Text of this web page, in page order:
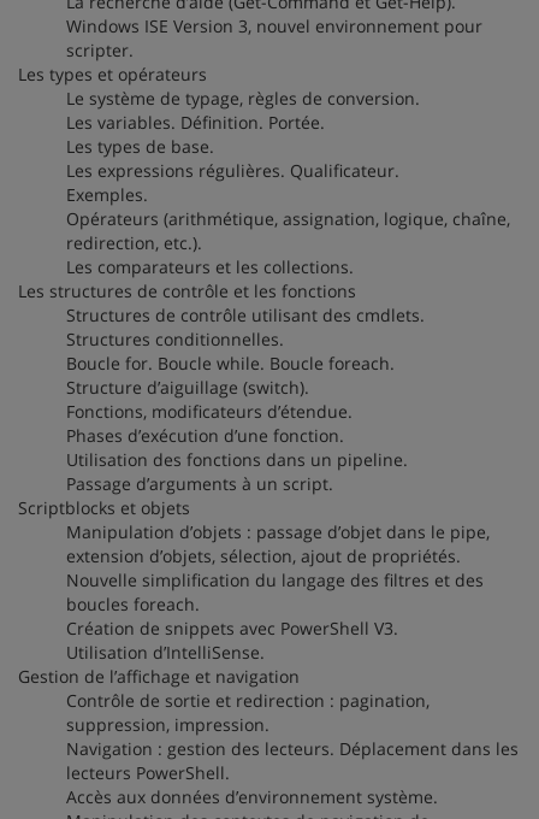
Windows ISE Version 3, nouvel environnement pour
scripter.
Les types et opérateurs
Le système de typage, règles de conversion.
Les variables. Définition. Portée.
Les types de base.
Les expressions régulières. Qualificateur.
Exemples.
Opérateurs (arithmétique, assignation, logique, chaîne,
redirection, etc.).
Les comparateurs et les collections.
Les structures de contrôle et les fonctions
Structures de contrôle utilisant des cmdlets.
Structures conditionnelles.
Boucle for. Boucle while. Boucle foreach.
Structure d’aiguillage (switch).
Fonctions, modificateurs d’étendue.
Phases d’exécution d’une fonction.
Utilisation des fonctions dans un pipeline.
Passage d’arguments à un script.
Scriptblocks et objets
Manipulation d’objets : passage d’objet dans le pipe,
extension d’objets, sélection, ajout de propriétés.
Nouvelle simplification du langage des filtres et des
boucles foreach.
Création de snippets avec PowerShell V3.
Utilisation d’IntelliSense.
Gestion de l’affichage et navigation
Contrôle de sortie et redirection : pagination,
suppression, impression.
Navigation : gestion des lecteurs. Déplacement dans les
lecteurs PowerShell.
Accès aux données d’environnement système.